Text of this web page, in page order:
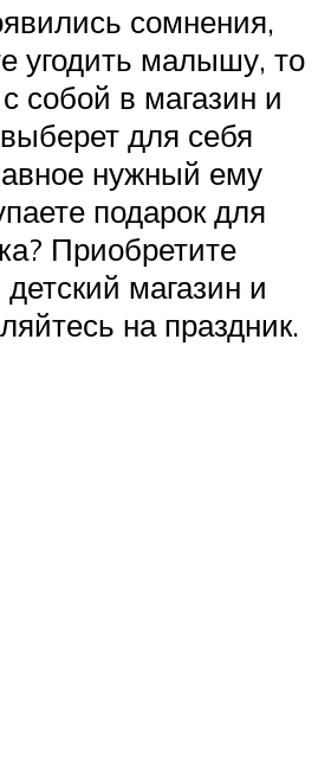
сомнения,
угодить малышу, то
собой в магазин и
для себя
нужный ему
подарок для
Приобретите
магазин и
на праздник.